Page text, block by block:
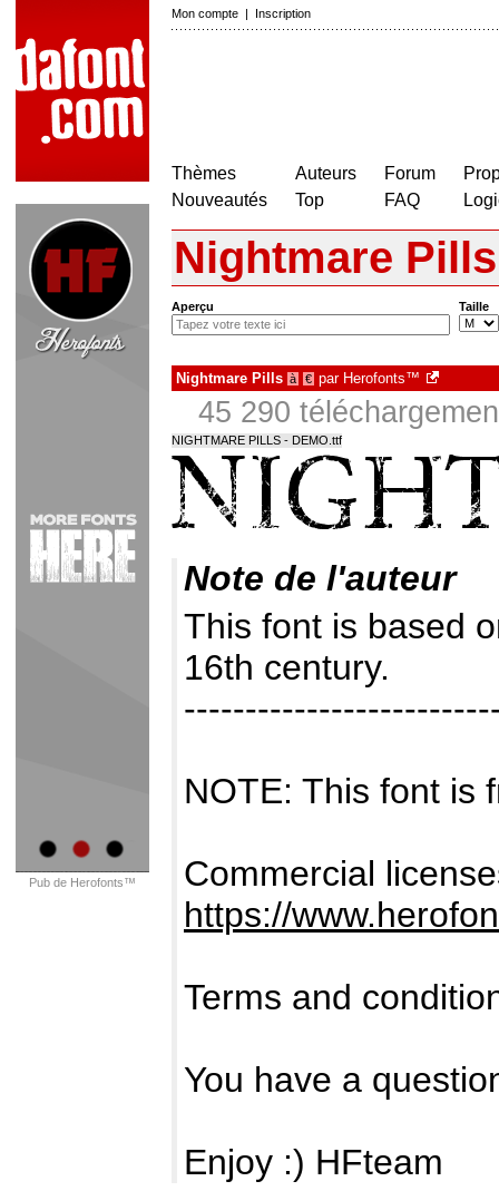
Mon compte | Inscription
Thèmes
Nouveautés
Auteurs
Top
Forum
FAQ
Pub de Herofonts™
Nightmare Pills
Aperçu Taille
Nightmare Pills à € par Herofonts™
45 290
NIGHTMARE PILLS - DEMO.ttf
Note de l'auteur
This font is based
16th century.
NOTE: This font is
Commercial
https://
Terms and
You have a
Enjoy :) HFteam